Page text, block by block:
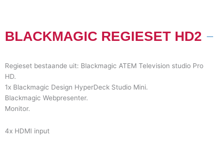
BLACKMAGIC REGIESET HD2
Regieset bestaande uit: Blackmagic ATEM Television studio Pro
HD.
1x Black­magic Design HyperDeck Studio Mini.
Blackmagic Webpresenter.
Monitor.
4x HDMI input